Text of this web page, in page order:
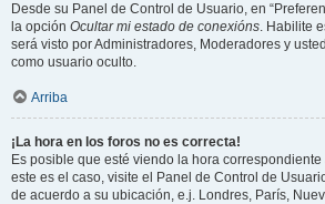
Desde su Panel de Control de Usuario, en
la opción Ocultar mi estado de conexións. Habilite
será visto por Administradores, Moderadores y
como usuario oculto.
Arriba
¡La hora en los foros no es correcta!
Es posible que esté viendo la hora
este es el caso, visite el Panel de Control de
de acuerdo a su ubicación, e.j. Londres, París,